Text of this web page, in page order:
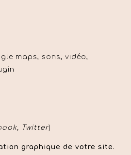
maps, sons, vidéo,
Twitter)
graphique de votre site.